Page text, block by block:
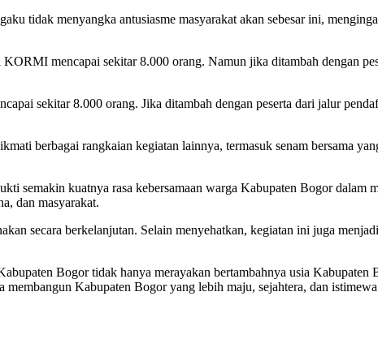
tidak menyangka antusiasme masyarakat akan sebesar ini,
mencapai sekitar 8.000 orang. Namun jika ditambah dengan
sekitar 8.000 orang. Jika ditambah dengan peserta dari jalur
berbagai rangkaian kegiatan lainnya, termasuk senam bersama
semakin kuatnya rasa kebersamaan warga Kabupaten Bogor
dan masyarakat.
secara berkelanjutan. Selain menyehatkan, kegiatan ini juga
Bogor tidak hanya merayakan bertambahnya usia
membangun Kabupaten Bogor yang lebih maju, sejahtera, dan